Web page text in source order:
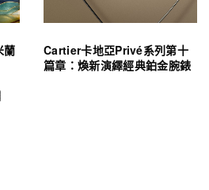
蘭
Cartier卡地亞Privé系列第十
篇章：煥新演繹經典鉑金腕錶